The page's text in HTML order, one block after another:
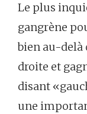
Le plus
gangrène
bien au-delà
droite et
disant
une